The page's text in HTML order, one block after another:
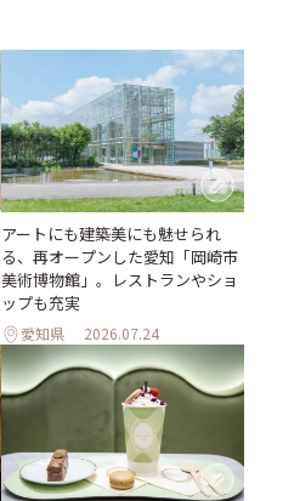
アートにも建築美にも魅せられ
る、再オープンした愛知「岡崎市
美術博物館」。レストランやショ
ップも充実
愛知県 2026.07.24